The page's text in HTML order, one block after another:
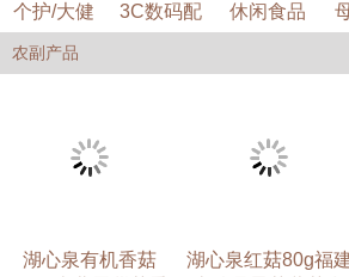
个护/大健
康
3C数码配
休闲食品
农副产品
有机香菇
湖心泉红菇80g福建
首祖